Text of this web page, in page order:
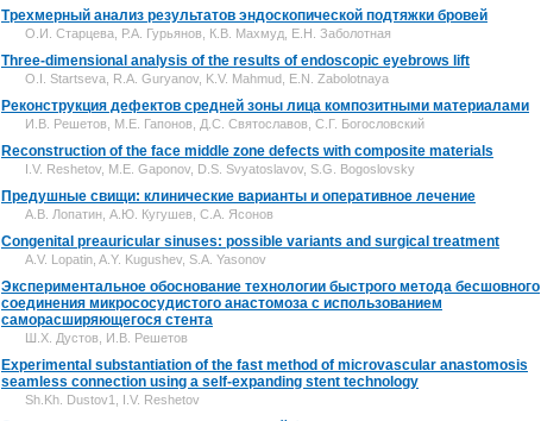
Трехмерный анализ результатов эндоскопической подтяжки бровей
О.И. Старцева, Р.А. Гурьянов, К.В. Махмуд, Е.Н. Заболотная
Three-dimensional analysis of the results of endoscopic eyebrows lift
O.I. Startseva, R.A. Guryanov, K.V. Mahmud, E.N. Zabolotnaya
Реконструкция дефектов средней зоны лица композитными материалами
И.В. Решетов, М.Е. Гапонов, Д.С. Святославов, С.Г. Богословский
Reconstruction of the face middle zone defects with composite materials
I.V. Reshetov, M.E. Gaponov, D.S. Svyatoslavov, S.G. Bogoslovsky
Предушные свищи: клинические варианты и оперативное лечение
А.В. Лопатин, А.Ю. Кугушев, С.А. Ясонов
Congenital preauricular sinuses: рossible variants and surgical treatment
A.V. Lopatin, A.Y. Kugushev, S.A. Yasonov
Экспериментальное обоснование технологии быстрого метода бесшовного
соединения микрососудистого анастомоза с использованием
саморасширяющегося стента
Ш.Х. Дустов, И.В. Решетов
Experimental substantiation of the fast method of microvascular anastomosis
seamless connection using a self-expanding stent technology
Sh.Kh. Dustov1, I.V. Reshetov